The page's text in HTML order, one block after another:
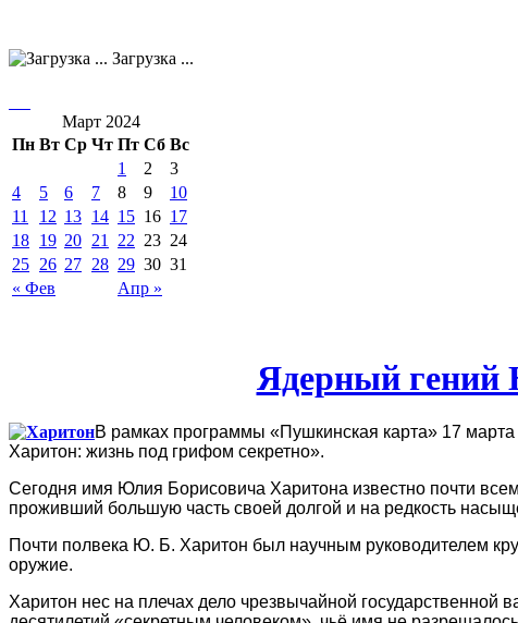
Загрузка ...
Март 2024
Пн Вт Ср Чт Пт Сб Вс
« Фев Апр »
1 2
3
4
5 6 7 8 9
10
11
12 13 14 15 16 17
18 19 20 21 22 23 24
25 26 27 28 29 30 31
Ядерный гений
В рамках программы «Пушкинская карта» 17
Харитон: жизнь под грифом секретно».
Сегодня имя Юлия Борисовича Харитона известно почти
проживший большую часть своей долгой и на редкость
Почти полвека Ю. Б. Харитон был научным руководителем
оружие.
Харитон нес на плечах дело чрезвычайной государственной